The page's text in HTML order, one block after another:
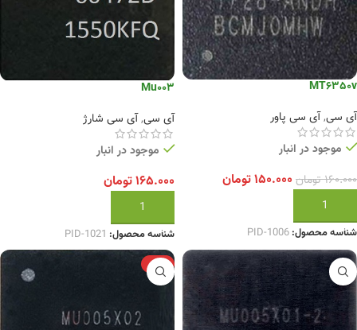
MT6350v
آی سی,آی سی پاور
موجود در انبار
۱۶۰.۰۰۰تومان ۱۵۰.۰۰۰تومان
افزودن به سبد خرید
شناسه محصول: PID-1006
Mu003
آی سی,آی سی شارژ
موجود در انبار
۱۶۵.۰۰۰تومان
افزودن به سبد خرید
شناسه محصول: PID-1021
-13%